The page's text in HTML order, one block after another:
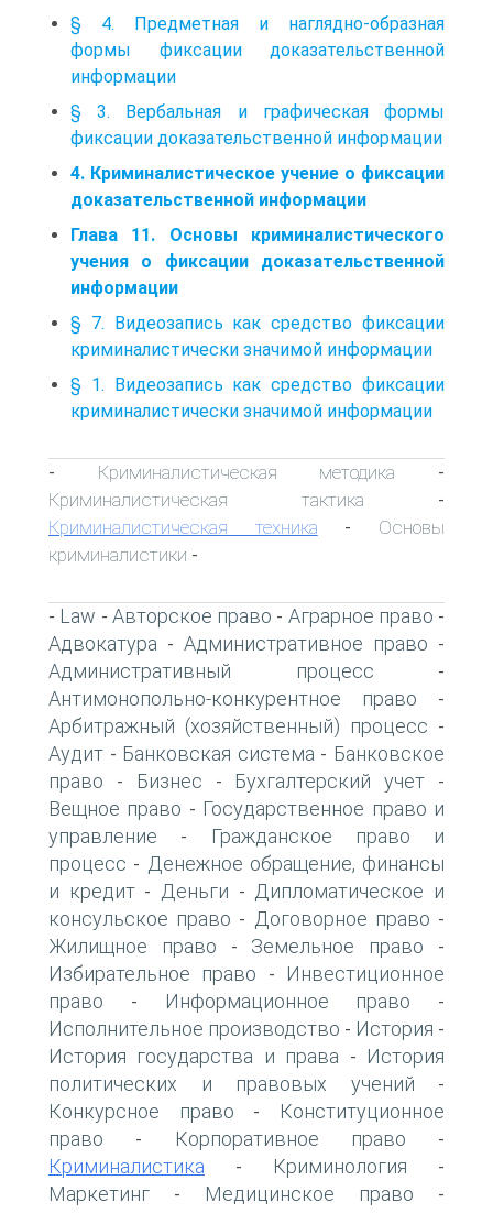
§ 4. Предметная и наглядно-образная
формы фиксации доказательственной
информации
§ 3. Вербальная и графическая формы
фиксации доказательственной информации
4. Криминалистическое учение о фиксации
доказательственной информации
Глава 11. Основы криминалистического
учения о фиксации доказательственной
информации
§ 7. Видеозапись как средство фиксации
криминалистически значимой информации
§ 1. Видеозапись как средство фиксации
криминалистически значимой информации
- Криминалистическая методика -
Криминалистическая тактика -
Криминалистическая техника - Основы
криминалистики -
- Law - Авторское право - Аграрное право -
Адвокатура - Административное право -
Административный процесс -
Антимонопольно-конкурентное право -
Арбитражный (хозяйственный) процесс -
Аудит - Банковская система - Банковское
право - Бизнес - Бухгалтерский учет -
Вещное право - Государственное право и
управление -
Гражданское право и
процесс - Денежное обращение, финансы
и кредит- Деньги - Дипломатическое и
консульское право - Договорное право -
Жилищное право - Земельное право -
Избирательное право -
Инвестиционное
право - Информационное право -
Исполнительное производство - История -
История государства и права -
История
политических и правовых учений -
Конкурсное право -
Конституционное
право - Корпоративное право -
Криминалистика - Криминология -
Маркетинг - Медицинское право -